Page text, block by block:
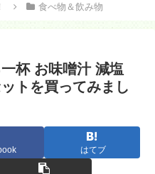
食べ物＆飲み物
杯 お味噌汁 減塩
トを買ってみまし
はてブ